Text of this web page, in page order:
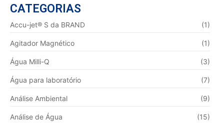
CATEGORIAS
Accu-jet® S da BRAND (1)
Agitador Magnético (1)
Água Milli-Q (3)
Água para laboratório (7)
Análise Ambiental (9)
Análise de Água (15)